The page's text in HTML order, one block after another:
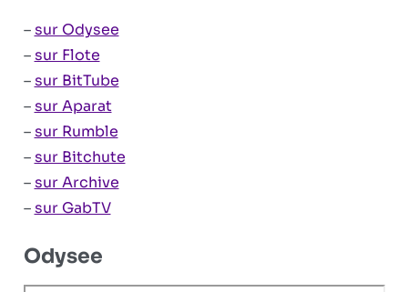
–sur Odysee
–sur Flote
–sur BitTube
–sur Aparat
–sur Rumble
–sur Bitchute
–sur Archive
–sur GabTV
Odysee